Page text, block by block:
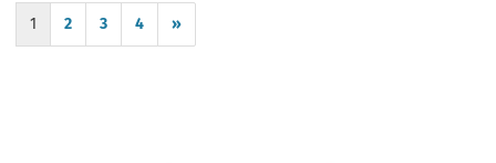
1 2 3 4 »